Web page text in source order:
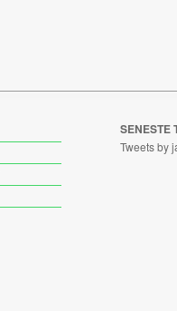
SENESTE
Tweets by